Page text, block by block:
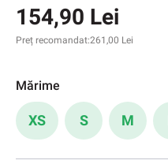
154,90 Lei
Preț recomandat:261,00 Lei
Mărime
XS S M